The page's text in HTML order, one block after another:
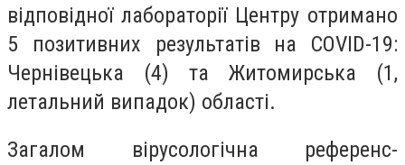
відповідної лабораторії Центру отримано
5 позитивних результатів на COVID-19:
Чернівецька (4) та Житомирська (1,
летальний випадок) області.
Загалом вірусологічна референс-